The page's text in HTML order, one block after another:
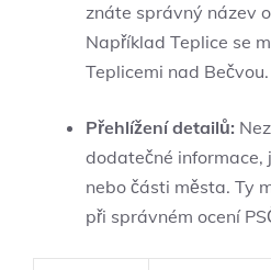
znáte správný název
Například Teplice se
Teplicemi nad
Přehlížení detailů:
dodatečné informace,
nebo části města. Ty
při správném ocení